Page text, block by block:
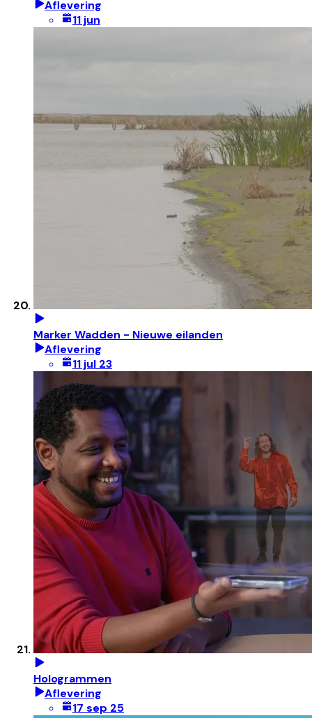
Aflevering
11 jun
Marker Wadden - Nieuwe eilanden
Aflevering
11 jul 23
Hologrammen
Aflevering
17 sep 25